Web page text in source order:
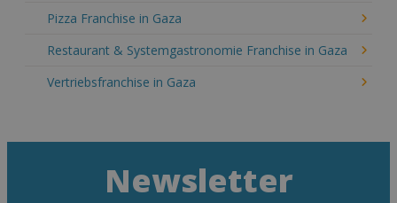
Pizza Franchise in Gaza
Restaurant & Systemgastronomie Franchise in Gaza
Vertriebsfranchise in Gaza
Newsletter